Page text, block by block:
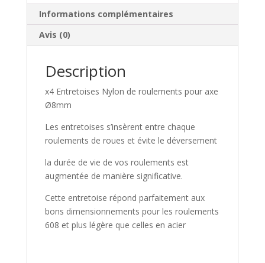
Informations complémentaires
Avis (0)
Description
x4 Entretoises Nylon de roulements pour axe
Ø8mm
Les entretoises s’insèrent entre chaque
roulements de roues et évite le déversement
la durée de vie de vos roulements est
augmentée de manière significative.
Cette entretoise répond parfaitement aux
bons dimensionnements pour les roulements
608 et plus légère que celles en acier